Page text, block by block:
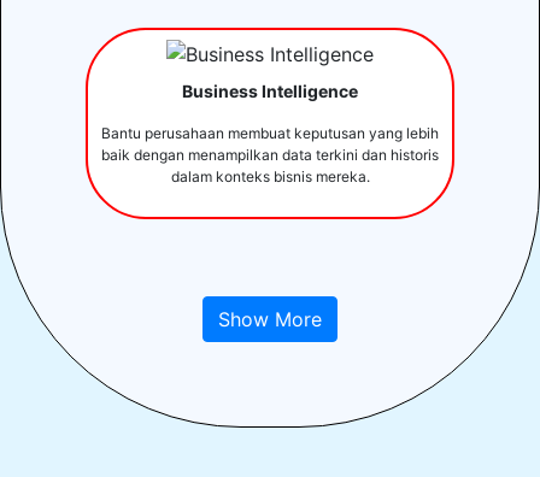
Business Intelligence
Bantu perusahaan membuat keputusan yang lebih
baik dengan menampilkan data terkini dan historis
dalam konteks bisnis mereka.
Show More